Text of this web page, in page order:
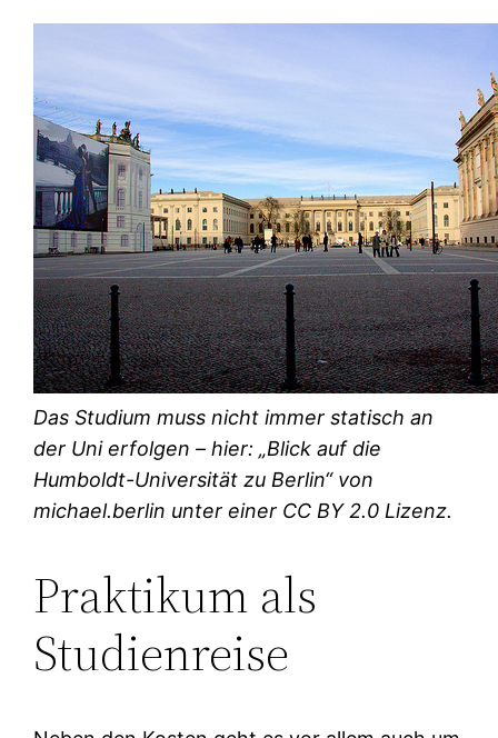
Das Studium muss nicht immer statisch an
der Uni erfolgen – hier: „Blick auf die
Humboldt-Universität zu Berlin“ von
michael.berlin unter einer CC BY 2.0 Lizenz.
Praktikum als
Studienreise